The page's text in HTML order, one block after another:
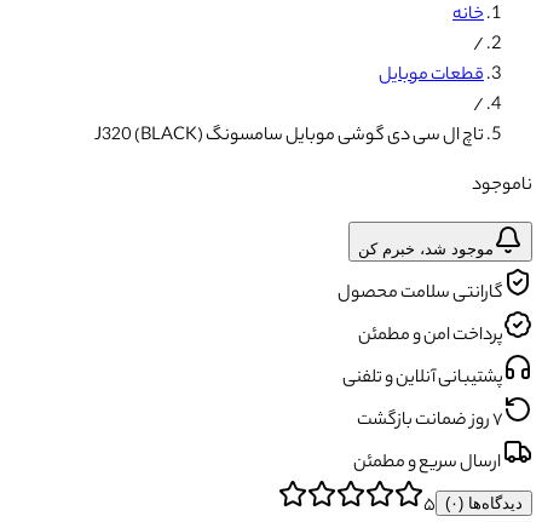
خانه
/
قطعات موبایل
/
تاچ ال سی دی گوشی موبایل سامسونگ J320 (BLACK)
ناموجود
موجود شد، خبرم کن
گارانتی سلامت محصول
پرداخت امن و مطمئن
پشتیبانی آنلاین و تلفنی
۷ روز ضمانت بازگشت
ارسال سریع و مطمئن
دیدگاه‌ها (۰) ۵